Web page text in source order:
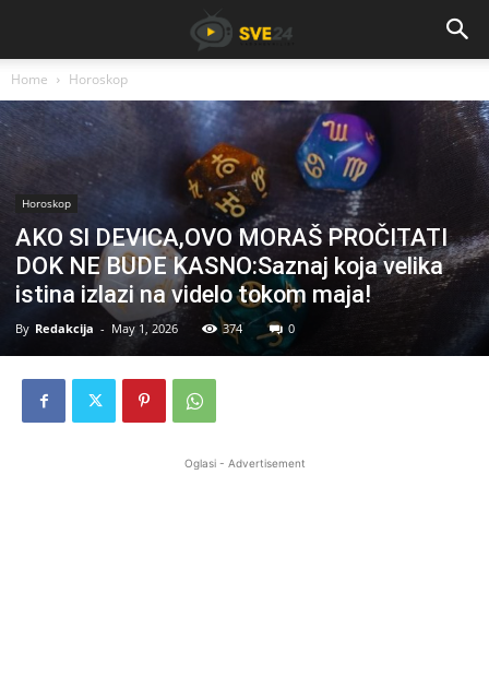
Home Horoskop
Horoskop
AKO SI DEVICA,OVO MORAŠ PROČITATI
DOK NE BUDE KASNO:Saznaj koja velika
istina izlazi na videlo tokom maja!
By Redakcija - May 1, 2026 374 0
Oglasi - Advertisement